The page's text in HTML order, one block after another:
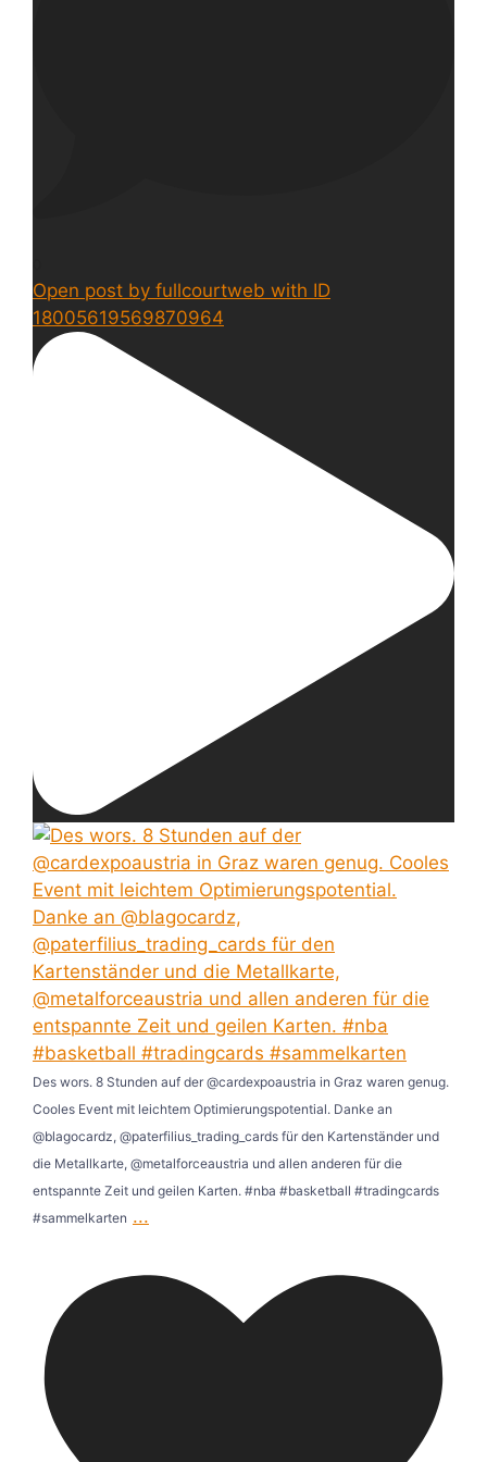
Open post by fullcourtweb with ID
18005619569870964
Des wors. 8 Stunden auf der @cardexpoaustria in Graz waren genug.
Cooles Event mit leichtem Optimierungspotential. Danke an
@blagocardz, @paterfilius_trading_cards für den Kartenständer und
die Metallkarte, @metalforceaustria und allen anderen für die
entspannte Zeit und geilen Karten. #nba #basketball #tradingcards
#sammelkarten ...